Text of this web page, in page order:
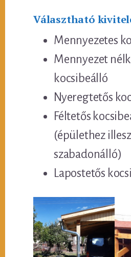
Választható
Mennyezetes
Mennyezet
kocsibeálló
Nyeregtetős
Féltetős
(épülethez
szabadonálló)
Lapostetős